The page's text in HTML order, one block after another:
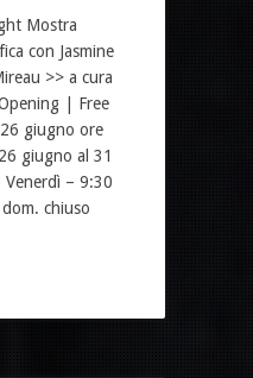
Mostra
con Jasmine
>> a cura
| Free
giugno ore
giugno al 31
Venerdì – 9:30
chiuso